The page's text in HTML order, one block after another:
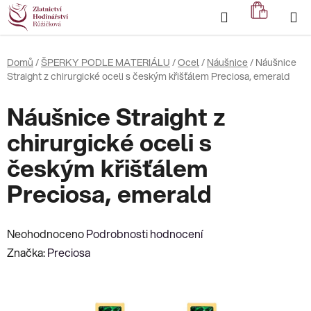
Přejít
na
obsah
Hledat
KOŠÍK
Domů /ŠPERKY PODLE MATERIÁLU /Ocel/ Náušnice/ Náušnice
Straight z chirurgické oceli s českým křišťálem Preciosa, emerald
Náušnice Straight z
chirurgické oceli s
českým křišťálem
Preciosa, emerald
Průměrné
hodnocení
NeohodnocenoPodrobnosti hodnocení
Značka:Preciosa